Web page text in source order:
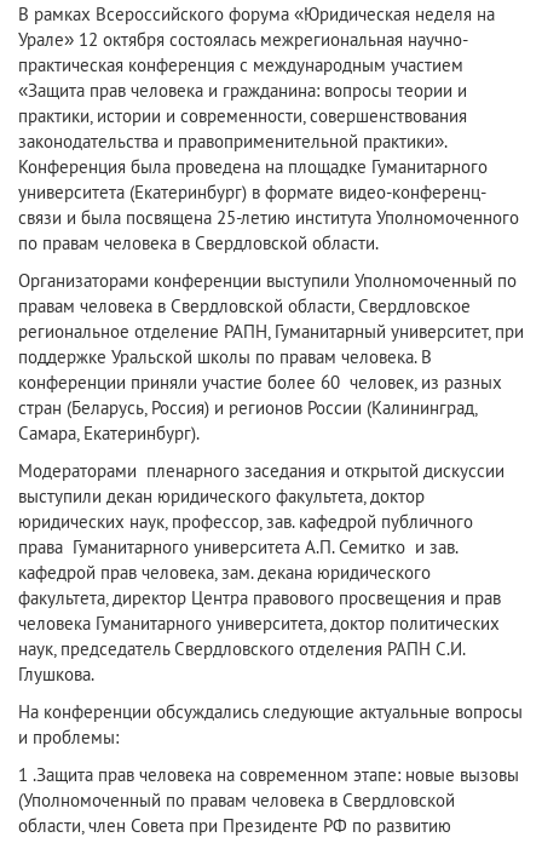
В рамках Всероссийского форума «Юридическая неделя на
Урале» 12 октября состоялась межрегиональная научно-
практическая конференция с международным участием
«Защита прав человека и гражданина: вопросы теории и
практики, истории и современности, совершенствования
законодательства и правоприменительной практики».
Конференция была проведена на площадке Гуманитарного
университета (Екатеринбург) в формате видео-конференц-
связи и была посвящена 25-летию института Уполномоченного
по правам человека в Свердловской области.
Организаторами конференции выступили Уполномоченный по
правам человека в Свердловской области, Свердловское
региональное отделение РАПН, Гуманитарный университет, при
поддержке Уральской школы по правам человека. В
конференции приняли участие более 60 человек, из разных
стран (Беларусь, Россия) и регионов России (Калининград,
Самара, Екатеринбург).
Модераторами пленарного заседания и открытой дискуссии
выступили декан юридического факультета, доктор
юридических наук, профессор, зав. кафедрой публичного
права Гуманитарного университета А.П. Семитко и зав.
кафедрой прав человека, зам. декана юридического
факультета, директор Центра правового просвещения и прав
человека Гуманитарного университета, доктор политических
наук, председатель Свердловского отделения РАПН С.И.
Глушкова.
На конференции обсуждались следующие актуальные вопросы
и проблемы:
1 .Защита прав человека на современном этапе: новые вызовы
(Уполномоченный по правам человека в Свердловской
области, член Совета при Президенте РФ по развитию